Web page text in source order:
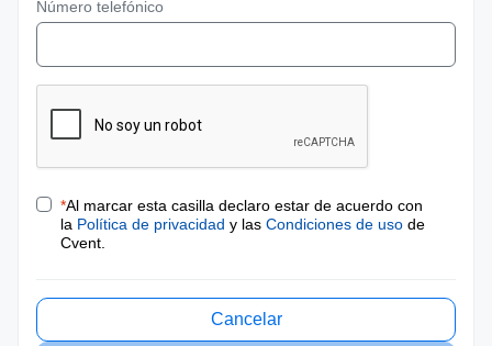
Número telefónico
*Al marcar esta casilla declaro estar de acuerdo con
la Política de privacidad y las Condiciones de uso de
Cvent.
Cancelar